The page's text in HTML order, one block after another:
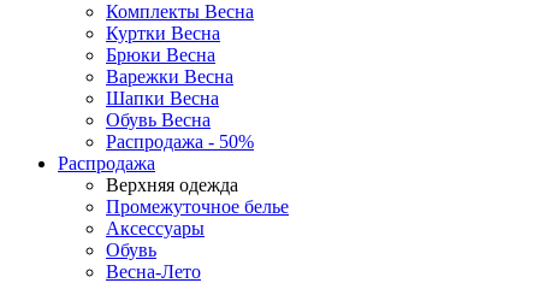
Комплекты Весна
Куртки Весна
Брюки Весна
Варежки Весна
Шапки Весна
Обувь Весна
Распродажа - 50%
Распродажа
Верхняя одежда
Промежуточное белье
Аксессуары
Обувь
Весна-Лето